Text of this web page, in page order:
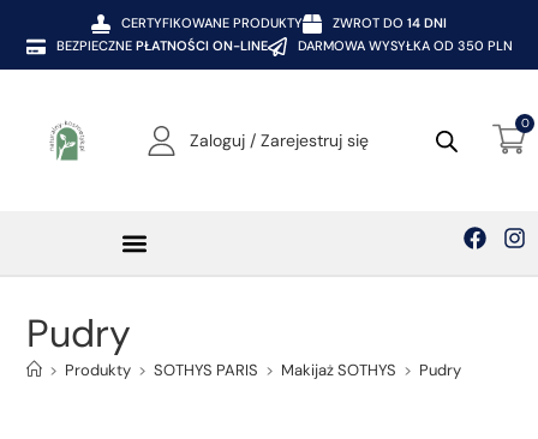
CERTYFIKOWANE PRODUKTY ZWROT DO 14 DNI
BEZPIECZNE PŁATNOŚCI ON-LINE DARMOWA WYSYŁKA OD 350 PLN
Zaloguj / Zarejestruj się
0
Pudry
> Produkty > SOTHYS PARIS > Makijaż SOTHYS > Pudry